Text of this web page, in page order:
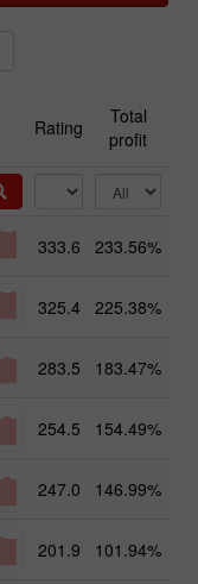
Rating
Total
profit
333.6 233.56%
325.4 225.38%
283.5 183.47%
254.5 154.49%
247.0 146.99%
201.9 101.94%